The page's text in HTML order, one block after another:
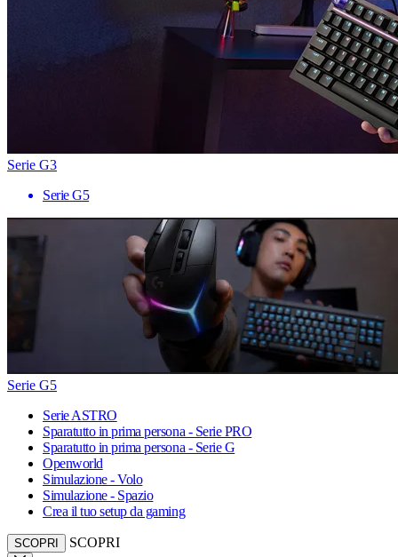
Serie G3
Serie G5
Serie G5
Serie ASTRO
Sparatutto in prima persona - Serie PRO
Sparatutto in prima persona - Serie G
Openworld
Simulazione - Volo
Simulazione - Spazio
Crea il tuo setup da gaming
SCOPRI SCOPRI